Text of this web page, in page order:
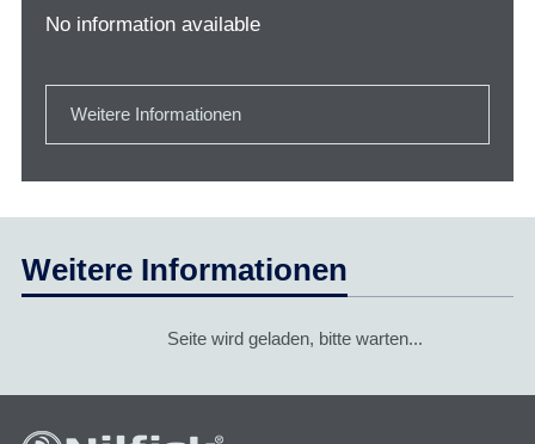
No information available
Weitere Informationen
Weitere Informationen
Seite wird geladen, bitte warten...